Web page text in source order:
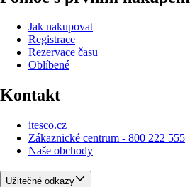
Jak nakupovat
Registrace
Rezervace času
Oblíbené
Kontakt
itesco.cz
Zákaznické centrum - 800 222 555
Naše obchody
Užitečné odkazy